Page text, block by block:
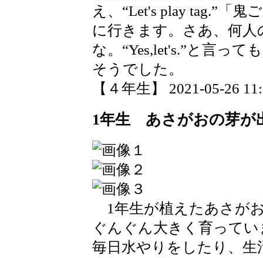
え、“Let's play tag.”「
に行きます。さあ、何
な。“Yes,let's.”と言って
そうでした。
【４年生】 2021-05-26
1年生 あさがおの芽が
1年生が植えたあさが
ぐんぐん大きく育って
毎日水やりをしたり、